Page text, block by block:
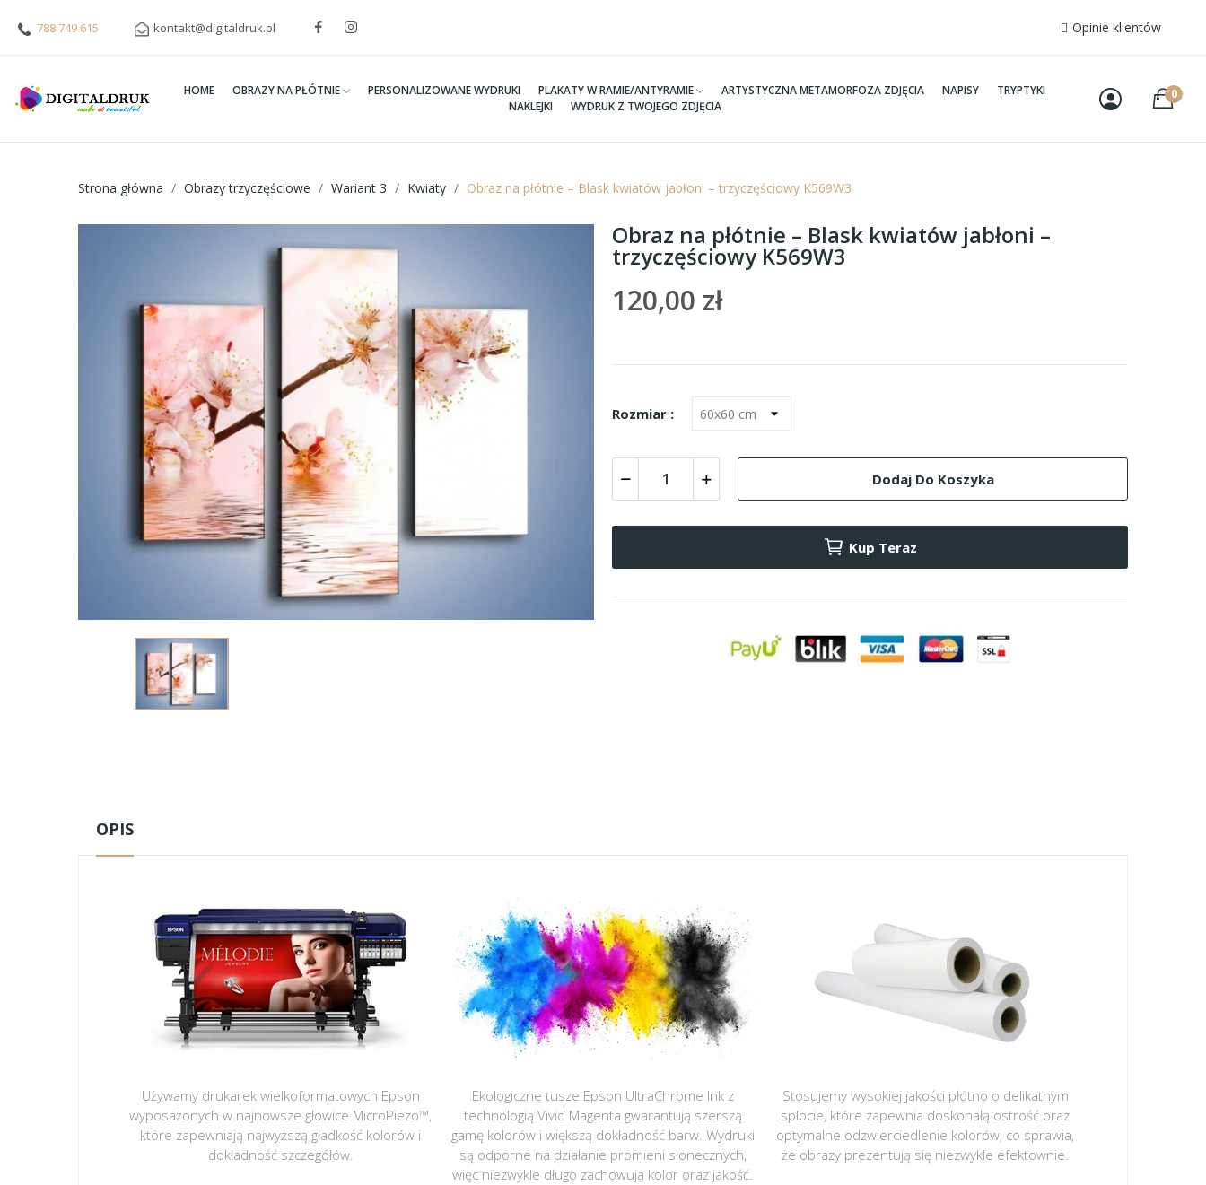
788 749 615 kontakt@digitaldruk.pl Opinie klientów
HOME OBRAZY NA PŁÓTNIE PERSONALIZOWANE WYDRUKI PLAKATY W RAMIE/ANTYRAMIE ARTYSTYCZNA METAMORFOZA ZDJĘCIA NAPISY
TRYPTYKI
NAKLEJKI
WYDRUK Z TWOJEGO ZDJĘCIA
0
Strona główna Obrazy trzyczęściowe Wariant 3 Kwiaty Obraz na płótnie – Blask kwiatów jabłoni – trzyczęściowy K569W3
Obraz na płótnie – Blask kwiatów jabłoni –
trzyczęściowy K569W3
120,00 zł
Rozmiar :
Dodaj Do Koszyka
Kup Teraz
OPIS
Używamy drukarek wielkoformatowych Epson
wyposażonych w najnowsze głowice MicroPiezo™,
które zapewniają najwyższą gładkość kolorów i
dokładność szczegółów.
Ekologiczne tusze Epson UltraChrome Ink z
technologią Vivid Magenta gwarantują szerszą
gamę kolorów i większą dokładność barw. Wydruki
są odporne na działanie promieni słonecznych,
więc niezwykle długo zachowują kolor oraz jakość.
Stosujemy wysokiej jakości płótno o delikatnym
splocie, które zapewnia doskonałą ostrość oraz
optymalne odzwierciedlenie kolorów, co sprawia,
że obrazy prezentują się niezwykle efektownie.